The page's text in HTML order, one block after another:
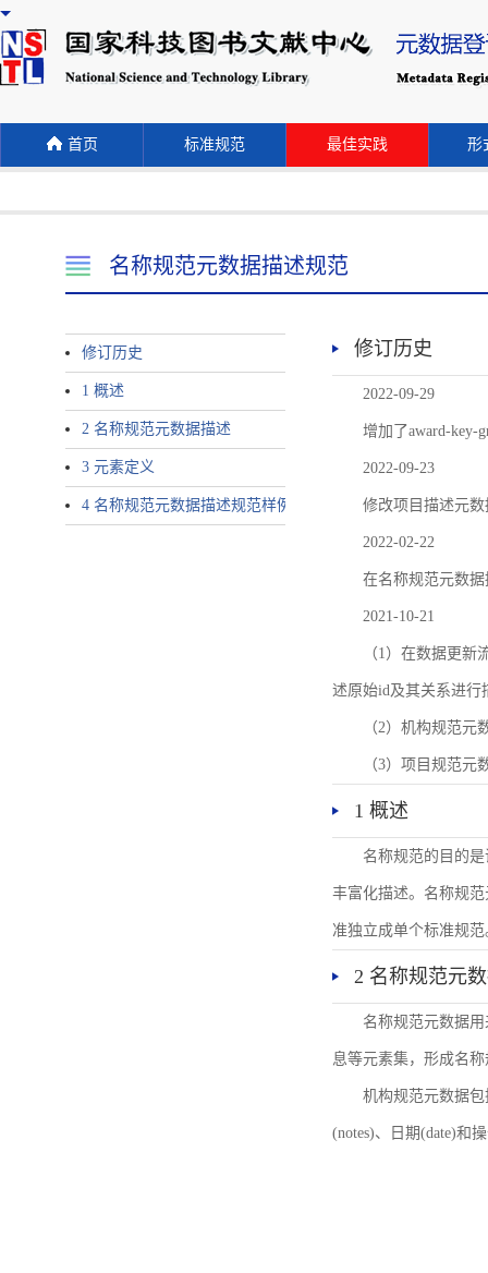
首页 标准规范 最佳实践 形
名称规范元数据描述规范
修订历史
1 概述
2 名称规范元数据描述
3 元素定义
4 名称规范元数据描述规范样例
修订历史
2022-09-29
增加了award-key-
2022-09-23
修改项目描述元
2022-02-22
在名称规范元数
2021-10-21
（1）在数据更
述原始id及其关系进行
（2）机构规范元
（3）项目规范
1 概述
名称规范的目的
丰富化描述。名称规
准独立成单个标准规范
2 名称规范元
名称规范元数据
息等元素集，形成名
机构规范元数据
(notes)、日期(date)和